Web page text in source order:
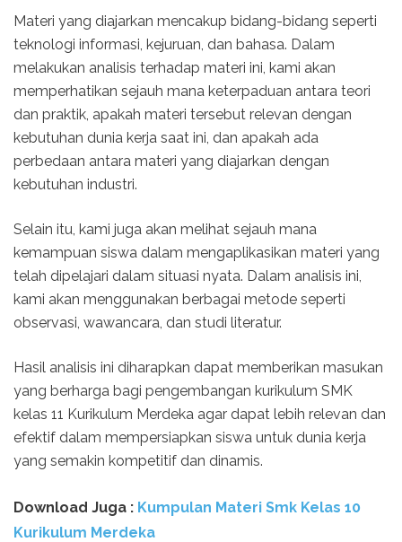
Materi yang diajarkan mencakup bidang-bidang seperti
teknologi informasi, kejuruan, dan bahasa. Dalam
melakukan analisis terhadap materi ini, kami akan
memperhatikan sejauh mana keterpaduan antara teori
dan praktik, apakah materi tersebut relevan dengan
kebutuhan dunia kerja saat ini, dan apakah ada
perbedaan antara materi yang diajarkan dengan
kebutuhan industri.
Selain itu, kami juga akan melihat sejauh mana
kemampuan siswa dalam mengaplikasikan materi yang
telah dipelajari dalam situasi nyata. Dalam analisis ini,
kami akan menggunakan berbagai metode seperti
observasi, wawancara, dan studi literatur.
Hasil analisis ini diharapkan dapat memberikan masukan
yang berharga bagi pengembangan kurikulum SMK
kelas 11 Kurikulum Merdeka agar dapat lebih relevan dan
efektif dalam mempersiapkan siswa untuk dunia kerja
yang semakin kompetitif dan dinamis.
Download Juga : Kumpulan Materi Smk Kelas 10
Kurikulum Merdeka